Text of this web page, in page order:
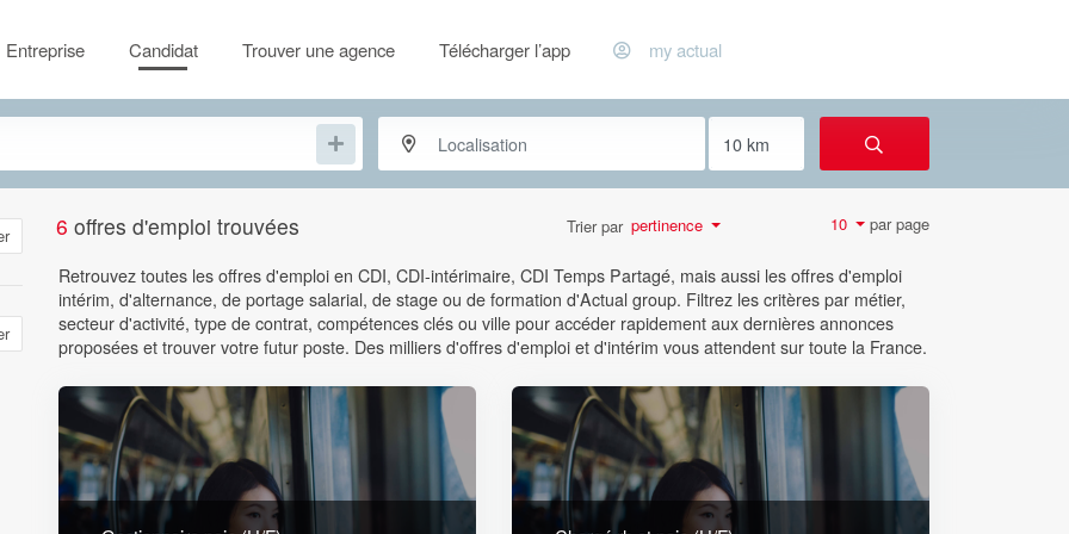
Entreprise Candidat Trouver une agence Télécharger l’app my actual
6 offres d'emploi trouvées Trier par pertinence 10 par page
Retrouvez toutes les offres d'emploi en CDI, CDI-intérimaire, CDI Temps Partagé, mais aussi les offres d'emploi
intérim, d'alternance, de portage salarial, de stage ou de formation d'Actual group. Filtrez les critères par métier,
secteur d'activité, type de contrat, compétences clés ou ville pour accéder rapidement aux dernières annonces
proposées et trouver votre futur poste. Des milliers d'offres d'emploi et d'intérim vous attendent sur toute la France.